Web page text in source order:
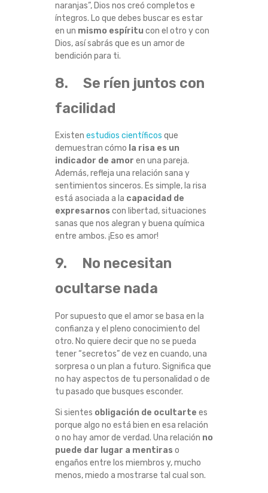
naranjas”, Dios nos creó completos e
íntegros. Lo que debes buscar es estar
en un mismo espíritu con el otro y con
Dios, así sabrás que es un amor de
bendición para ti.
8. Se ríen juntos con
facilidad
Existen estudios científicos que
demuestran cómo la risa es un
indicador de amor en una pareja.
Además, refleja una relación sana y
sentimientos sinceros. Es simple, la risa
está asociada a la capacidad de
expresarnos con libertad, situaciones
sanas que nos alegran y buena química
entre ambos. ¡Eso es amor!
9. No necesitan
ocultarse nada
Por supuesto que el amor se basa en la
confianza y el pleno conocimiento del
otro. No quiere decir que no se pueda
tener “secretos” de vez en cuando, una
sorpresa o un plan a futuro. Significa que
no hay aspectos de tu personalidad o de
tu pasado que busques esconder.
Si sientes obligación de ocultarte es
porque algo no está bien en esa relación
o no hay amor de verdad. Una relación no
puede dar lugar a mentiras o
engaños entre los miembros y, mucho
menos, miedo a mostrarse tal cual son.